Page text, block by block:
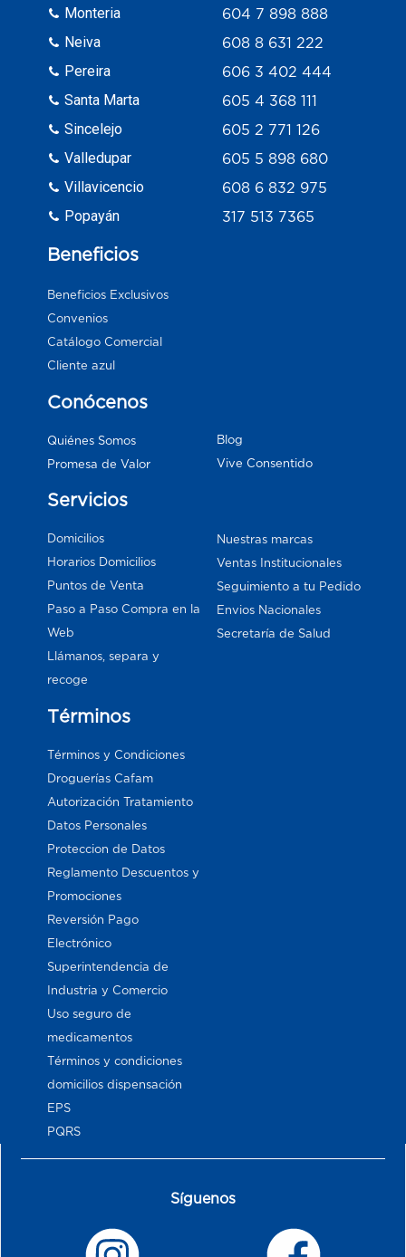
Monteria
Neiva
Pereira
Santa Marta
Sincelejo
Valledupar
Villavicencio
Popayán
604 7 898 888
608 8 631 222
606 3 402 444
605 4 368 111
605 2 771 126
605 5 898 680
608 6 832 975
317 513 7365
Beneficios
Beneficios Exclusivos
Convenios
Catálogo Comercial
Cliente azul
Conócenos
Quiénes Somos
Promesa de Valor
Blog
Vive Consentido
Servicios
Domicilios
Horarios Domicilios
Puntos de Venta
Paso a Paso Compra en la
Web
Llámanos, separa y
recoge
Nuestras marcas
Ventas Institucionales
Seguimiento a tu Pedido
Envios Nacionales
Secretaría de Salud
Términos
Términos y Condiciones
Droguerías Cafam
Autorización Tratamiento
Datos Personales
Proteccion de Datos
Reglamento Descuentos y
Promociones
Reversión Pago
Electrónico
Superintendencia de
Industria y Comercio
Uso seguro de
medicamentos
Términos y condiciones
domicilios dispensación
EPS
PQRS
Síguenos